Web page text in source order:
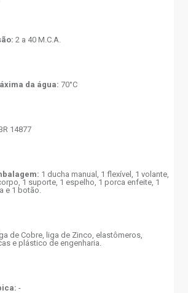
2 a 40 M.C.A.
da água: 70°C
14877
1 ducha manual, 1 flexível, 1 volante,
1 suporte, 1 espelho, 1 porca enfeite, 1
e 1 botão.
de Cobre, liga de Zinco, elastômeros,
e plástico de engenharia.
-